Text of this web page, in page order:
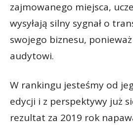
zajmowanego miejsca,
wysyłają silny sygnał o
swojego biznesu,
audytowi.
W rankingu jesteśmy od
edycji i z perspektywy już
rezultat za 2019 rok